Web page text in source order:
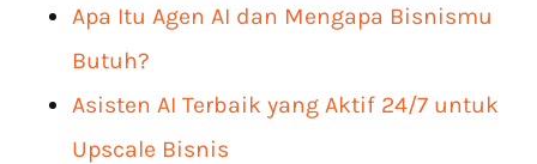
Apa Itu Agen AI dan Mengapa Bisnismu
Butuh?
Asisten AI Terbaik yang Aktif 24/7 untuk
Upscale Bisnis